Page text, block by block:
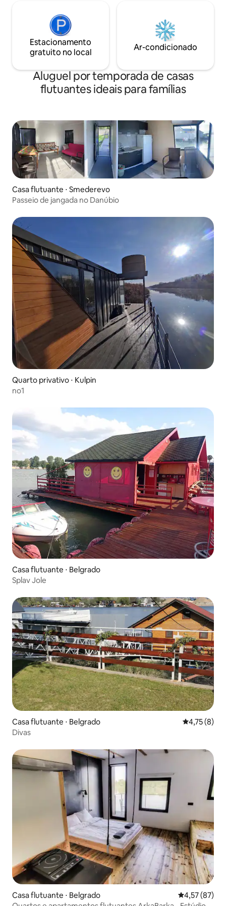
Estacionamento
gratuito no local
Ar-condicionado
Aluguel por temporada de casas
flutuantes ideais para famílias
Casa flutuante ⋅ Smederevo
Passeio de jangada no Danúbio
Quarto privativo ⋅ Kulpin
no1
Casa flutuante ⋅ Belgrado
Splav Jole
Casa flutuante ⋅ Belgrado 4,75 de
4,75 (8)
Divas
Casa flutuante ⋅ Belgrado 4,57 de uma
4,57 (87)